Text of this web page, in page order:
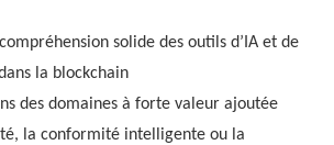
solide des outils d’IA et de
la blockchain
des domaines à forte valeur ajoutée
la conformité intelligente ou la